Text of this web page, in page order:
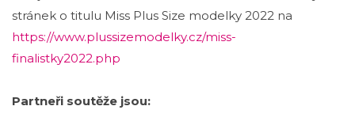
stránek o titulu Miss Plus Size modelky 2022 na
https://www.plussizemodelky.cz/miss-
finalistky2022.php
Partneři soutěže jsou: